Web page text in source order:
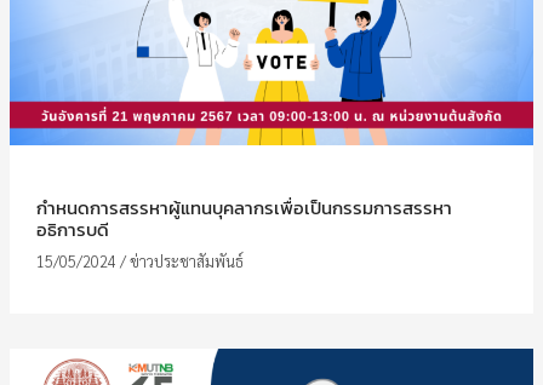
กำหนดการสรรหาผู้แทนบุคลากรเพื่อเป็นกรรมการสรรหา
อธิการบดี
15/05/2024 /ข่าวประชาสัมพันธ์